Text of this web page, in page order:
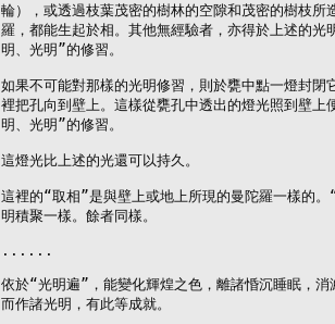
輪），或透過枝葉茂密的樹林的空隙和茂密的樹枝所
羅，都能生起於相。其他無經驗者，亦得於上述的光
明、光明”的修習。
如果不可能對那樣的光明修習，則於甕中點一燈封閉
裡把孔向到壁上。這樣從甕孔中透出的燈光照到壁上
明、光明”的修習。
這燈光比上述的光還可以持久。
這裡的“取相”是與壁上或地上所現的曼陀羅一樣的
明積聚一樣。餘者同樣。
......
依於“光明遍”，能變化輝煌之色，離諸惛沉睡眠，
而作諸光明，有此等成就。